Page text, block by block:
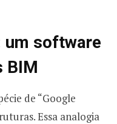
um software
BIM
de “Google
Essa analogia